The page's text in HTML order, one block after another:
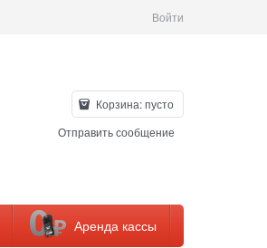
Войти
Корзина:пусто
Отправить сообщение
Аренда кассы